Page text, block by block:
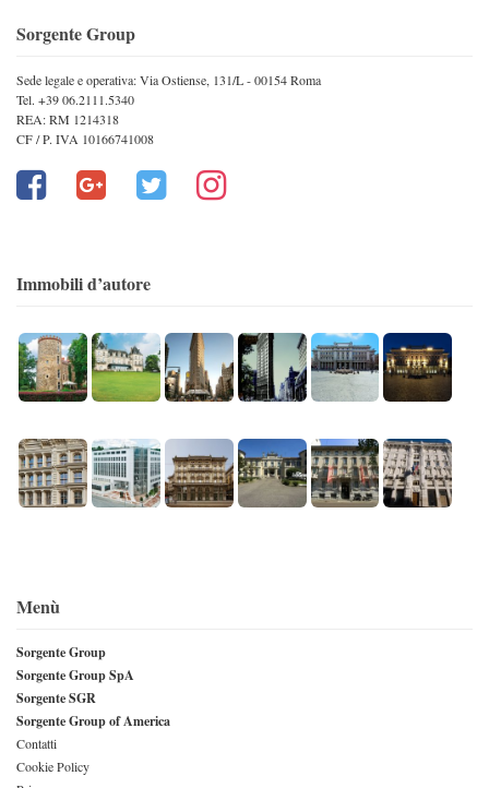
Sorgente Group
Sede legale e operativa: Via Ostiense, 131/L - 00154 Roma
Tel. +39 06.2111.5340
REA: RM 1214318
CF / P. IVA 10166741008
Immobili d’autore
Menù
Sorgente Group
Sorgente Group SpA
Sorgente SGR
Sorgente Group of America
Contatti
Cookie Policy